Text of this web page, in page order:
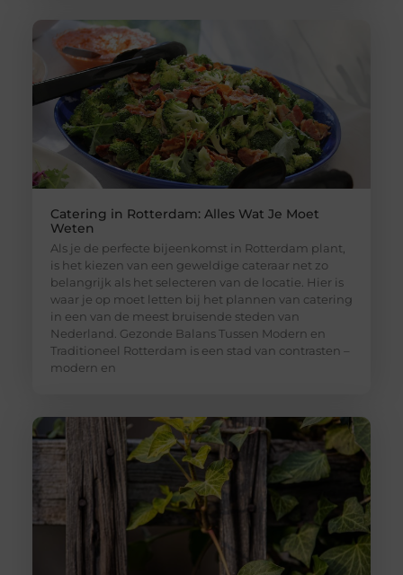
Catering in Rotterdam: Alles Wat Je Moet
Weten
Als je de perfecte bijeenkomst in Rotterdam plant,
is het kiezen van een geweldige cateraar net zo
belangrijk als het selecteren van de locatie. Hier is
waar je op moet letten bij het plannen van catering
in een van de meest bruisende steden van
Nederland. Gezonde Balans Tussen Modern en
Traditioneel Rotterdam is een stad van contrasten –
modern en